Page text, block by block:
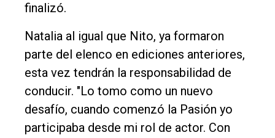
finalizó.
Natalia al igual que Nito, ya formaron
parte del elenco en ediciones anteriores,
esta vez tendrán la responsabilidad de
conducir. "Lo tomo como un nuevo
desafío, cuando comenzó la Pasión yo
participaba desde mi rol de actor. Con